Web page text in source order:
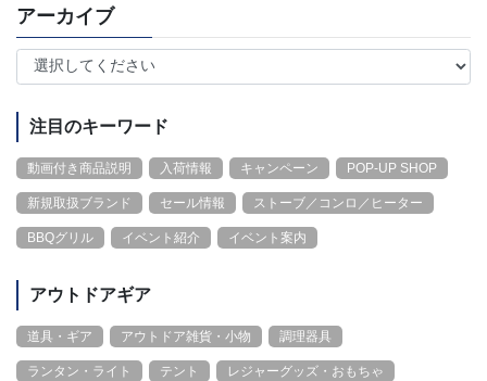
アーカイブ
注目のキーワード
動画付き商品説明 入荷情報 キャンペーン POP-UP SHOP
新規取扱ブランド セール情報 ストーブ／コンロ／ヒーター
BBQグリル イベント紹介 イベント案内
アウトドアギア
道具・ギア アウトドア雑貨・小物 調理器具
ランタン・ライト テント レジャーグッズ・おもちゃ